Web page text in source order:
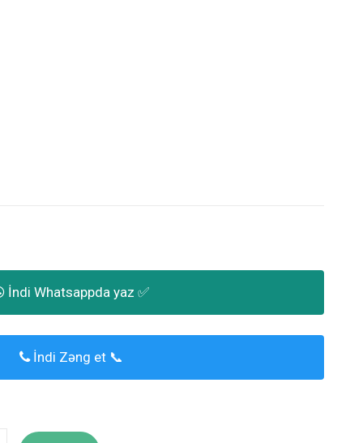
İndi Whatsappda yaz ✅
İndi Zəng et 📞